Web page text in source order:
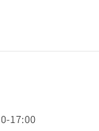
17:00